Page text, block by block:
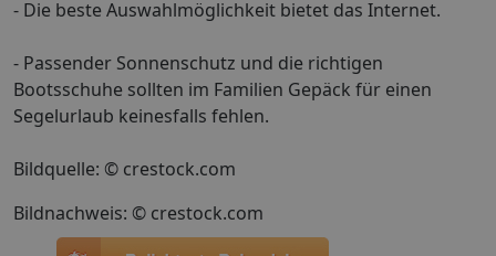
- Die beste Auswahlmöglichkeit bietet das Internet.
- Passender Sonnenschutz und die richtigen
Bootsschuhe sollten im Familien Gepäck für einen
Segelurlaub keinesfalls fehlen.
Bildquelle: © crestock.com
Bildnachweis: © crestock.com